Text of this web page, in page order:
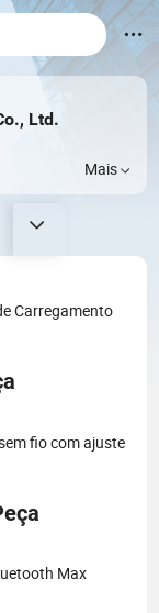
Ltd.
Mais
Carregamento
fio com ajuste
Max